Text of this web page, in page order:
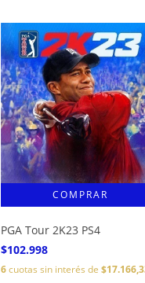
PGA Tour 2K23 PS4
$102.998
6cuotas sin interés de